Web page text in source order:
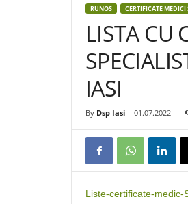
RUNOS CERTIFICATE
LISTA CU
IASI
By Dsp Iasi - 01.07.2022
Liste-certificate-medic-